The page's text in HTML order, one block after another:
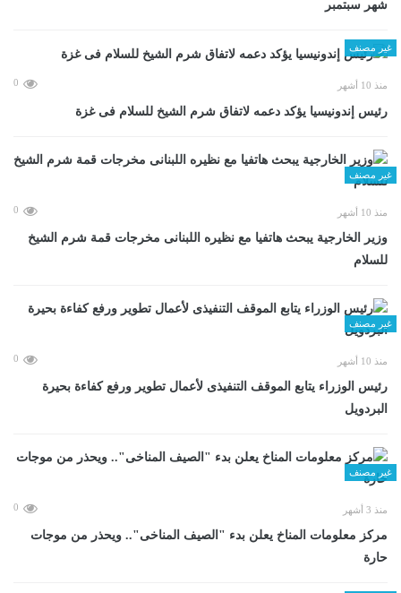
شهر سبتمبر
غير مصنف
منذ 10 أشهر 0
رئيس إندونيسيا يؤكد دعمه لاتفاق شرم الشيخ للسلام فى غزة
غير مصنف
منذ 10 أشهر 0
وزير الخارجية يبحث هاتفيا مع نظيره اللبنانى مخرجات قمة شرم الشيخ
للسلام
غير مصنف
منذ 10 أشهر 0
رئيس الوزراء يتابع الموقف التنفيذى لأعمال تطوير ورفع كفاءة بحيرة
البردويل
غير مصنف
منذ 3 أشهر 0
مركز معلومات المناخ يعلن بدء "الصيف المناخى".. ويحذر من موجات
حارة